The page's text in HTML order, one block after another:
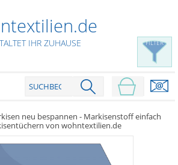
IHR ZUHAUSE FILTER
neu bespannen - Markisenstoff einfach
von wohntextilien.de